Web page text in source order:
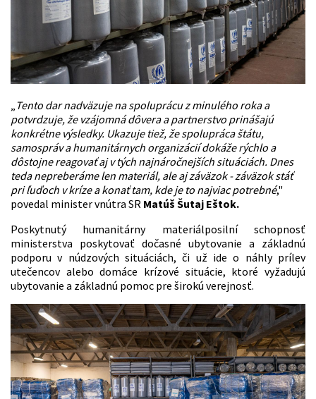
„ Tento dar nadväzuje na spoluprácu z minulého roka a
potvrdzuje, že vzájomná dôvera a partnerstvo prinášajú
konkrétne výsledky. Ukazuje tiež, že spolupráca štátu,
samospráv a humanitárnych organizácií dokáže rýchlo a
dôstojne reagovať aj v tých najnáročnejších situáciách. Dnes
teda nepreberáme len materiál, ale aj záväzok - záväzok stáť
pri ľuďoch v kríze a konať tam, kde je to najviac potrebné,"
povedal minister vnútra SR Matúš Šutaj Eštok.
Poskytnutý humanitárny materiálposilní schopnosť
ministerstva poskytovať dočasné ubytovanie a základnú
podporu v núdzových situáciách, či už ide o náhly prílev
utečencov alebo domáce krízové situácie, ktoré vyžadujú
ubytovanie a základnú pomoc pre širokú verejnosť.